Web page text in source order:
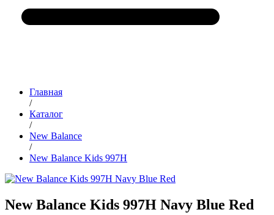
Главная
/
Каталог
/
New Balance
/
New Balance Kids 997H
New Balance Kids 997H Navy Blue Red